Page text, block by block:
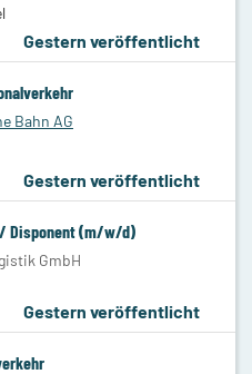
Gestern veröffentlicht
Bahn AG
Gestern veröffentlicht
Disponent (m/w/d)
GmbH
Gestern veröffentlicht